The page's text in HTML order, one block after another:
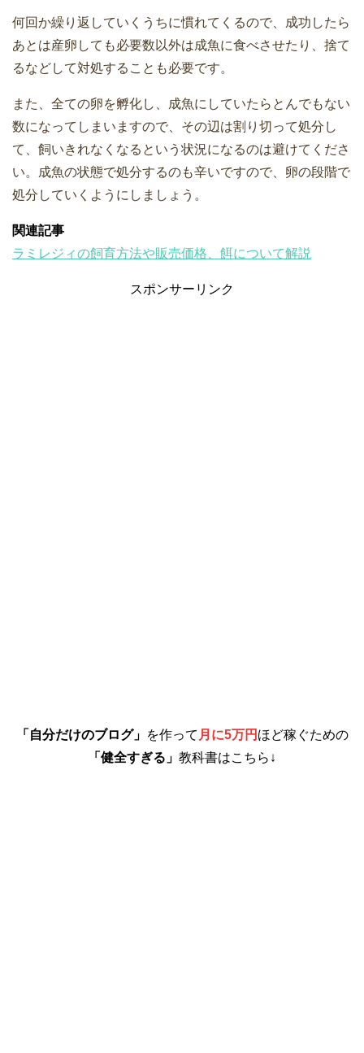
何回か繰り返していくうちに慣れてくるので、成功したら
あとは産卵しても必要数以外は成魚に食べさせたり、捨て
るなどして対処することも必要です。
また、全ての卵を孵化し、成魚にしていたらとんでもない
数になってしまいますので、その辺は割り切って処分し
て、飼いきれなくなるという状況になるのは避けてくださ
い。成魚の状態で処分するのも辛いですので、卵の段階で
処分していくようにしましょう。
関連記事
ラミレジィの飼育方法や販売価格、餌について解説
スポンサーリンク
「自分だけのブログ」 を作って 月に5万円 ほど稼ぐための
「健全すぎる」 教科書はこちら↓